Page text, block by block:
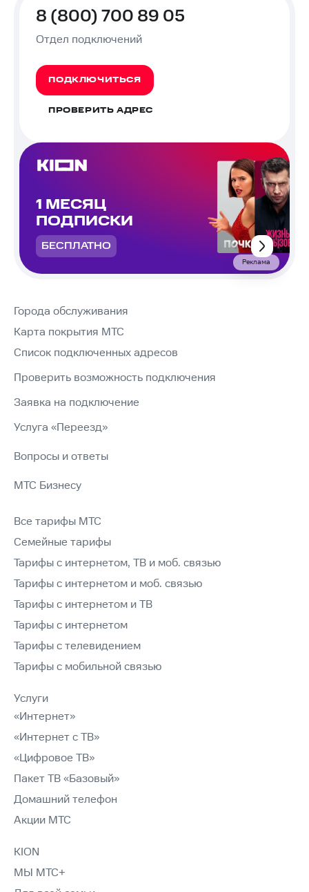
8 (800) 700 89 05
Отдел подключений
ПОДКЛЮЧИТЬСЯ
ПРОВЕРИТЬ АДРЕС
1 МЕСЯЦ
ПОДПИСКИ
БЕСПЛАТНО
Реклама
Города обслуживания
Карта покрытия МТС
Список подключенных адресов
Проверить возможность подключения
Заявка на подключение
Услуга «Переезд»
Вопросы и ответы
МТС Бизнесу
Все тарифы МТС
Семейные тарифы
Тарифы с интернетом, ТВ и моб. связью
Тарифы с интернетом и моб. связью
Тарифы с интернетом и ТВ
Тарифы с интернетом
Тарифы с телевидением
Тарифы с мобильной связью
Услуги
«Интернет»
«Интернет с ТВ»
«Цифровое ТВ»
Пакет ТВ «Базовый»
Домашний телефон
Акции МТС
KION
МЫ МТС+